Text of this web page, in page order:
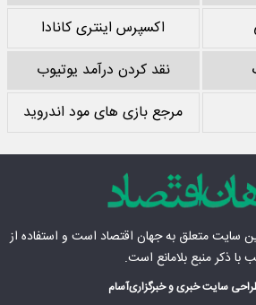
اکسپرس اینتری کانادا
نقد کردن درآمد یوتیوب
مرجع بازی های مود اندروید
سایت متعلق بهجهان اقتصاد است و استفاده از
با ذکر منبع بلامانع است.
سایت خبری و خبرگزاریآسام